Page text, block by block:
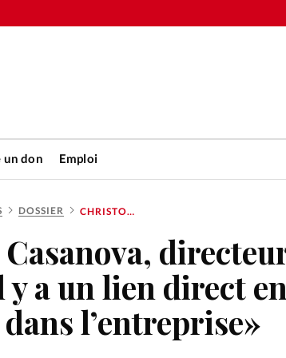
un don Emploi
DOSSIER CHRISTOPHE CASANOVA, DIRECTEUR CHEZ ROMECA: «IL Y A UN LIEN DIRECT ENTRE MA FOI ET L’ESPÉRANCE DANS L’ENTREPRISE»
y a un lien direct
l’entreprise»